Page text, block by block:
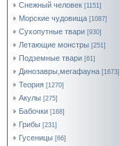
Снежный человек [1151]
Морские чудовища [1087]
Сухопутные твари [930]
Летающие монстры [251]
Подземные твари [61]
Динозавры,мегафауна [1673]
Теория [1270]
Акулы [275]
Бабочки [168]
Грибы [231]
Гусеницы [66]